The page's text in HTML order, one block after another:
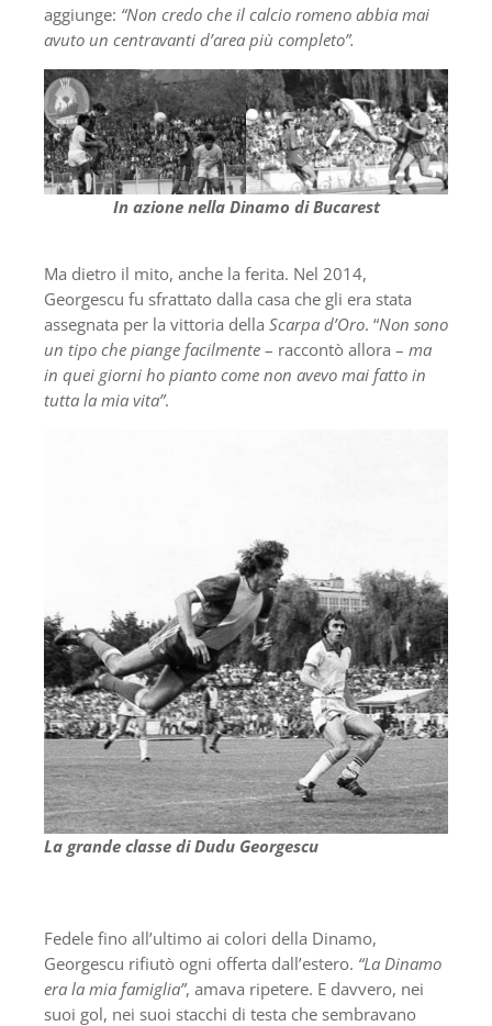
aggiunge: “Non credo che il calcio romeno abbia mai
avuto un centravanti d’area più completo”.
In azione nella Dinamo di Bucarest
Ma dietro il mito, anche la ferita. Nel 2014,
Georgescu fu sfrattato dalla casa che gli era stata
assegnata per la vittoria della Scarpa d’Oro. “Non sono
un tipo che piange facilmente – raccontò allora – ma
in quei giorni ho pianto come non avevo mai fatto in
tutta la mia vita”.
La grande classe di Dudu Georgescu
Fedele fino all’ultimo ai colori della Dinamo,
Georgescu rifiutò ogni offerta dall’estero. “La Dinamo
era la mia famiglia”, amava ripetere. E davvero, nei
suoi gol, nei suoi stacchi di testa che sembravano